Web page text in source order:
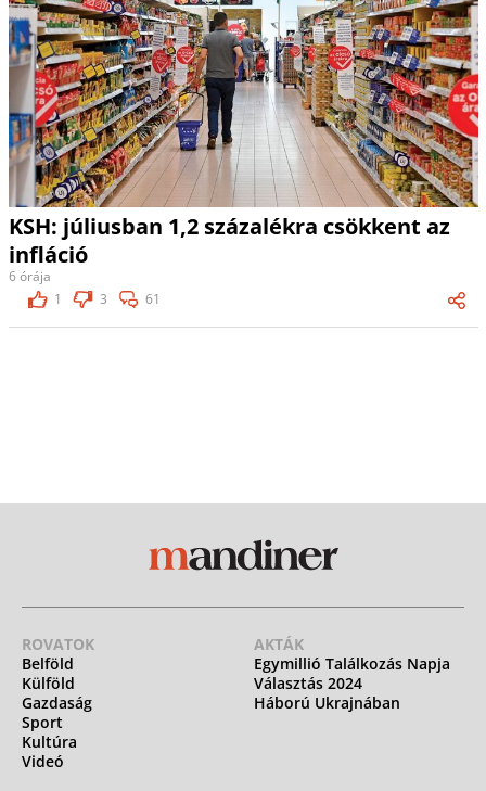
KSH: júliusban 1,2 százalékra csökkent az
infláció
6 órája
1
3 61
ROVATOK
Belföld
Külföld
Gazdaság
Sport
Kultúra
Videó
AKTÁK
Egymillió Találkozás Napja
Választás 2024
Háború Ukrajnában